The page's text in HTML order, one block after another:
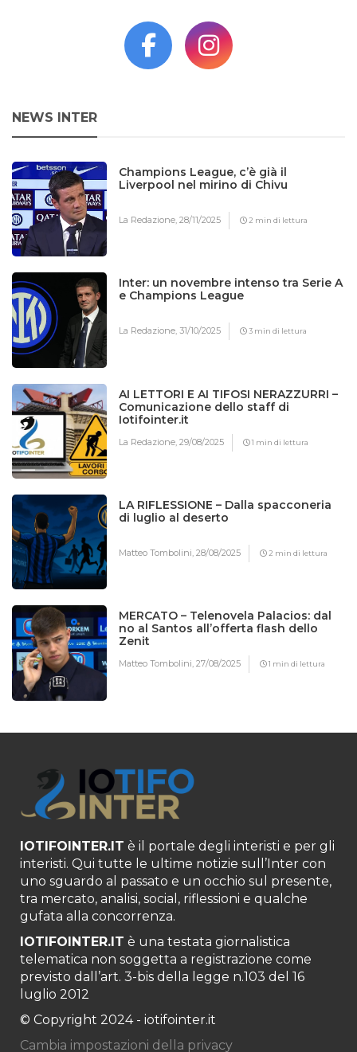
NEWS INTER
Champions League, c’è già il
Liverpool nel mirino di Chivu
La Redazione,28/11/2025 2 min di lettura
Inter: un novembre intenso tra Serie A
e Champions League
La Redazione,31/10/2025 3 min di lettura
AI LETTORI E AI TIFOSI NERAZZURRI –
Comunicazione dello staff di
Iotifointer.it
La Redazione,29/08/2025 1 min di lettura
LA RIFLESSIONE – Dalla spacconeria
di luglio al deserto
Matteo Tombolini,28/08/2025 2 min di lettura
MERCATO – Telenovela Palacios: dal
no al Santos all’offerta flash dello
Zenit
Matteo Tombolini,27/08/2025 1 min di lettura
IOTIFOINTER.IT è il portale degli interisti e per gli
interisti. Qui tutte le ultime notizie sull’Inter con
uno sguardo al passato e un occhio sul presente,
tra mercato, analisi, social, riflessioni e qualche
gufata alla concorrenza.
IOTIFOINTER.IT è una testata giornalistica
telematica non soggetta a registrazione come
previsto dall’art. 3-bis della legge n.103 del 16
luglio 2012
© Copyright 2024 - iotifointer.it
Cambia impostazioni della privacy